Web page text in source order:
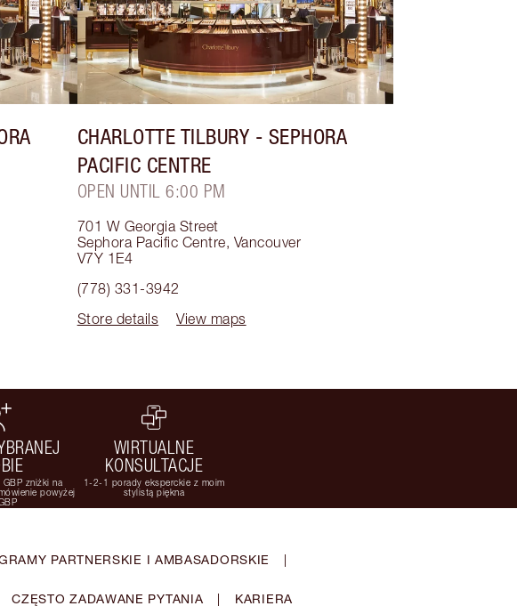
CHARLOTTE TILBURY - SEPHORA
PACIFIC CENTRE
OPEN UNTIL 6:00 PM
701 W Georgia Street
Sephora Pacific Centre, Vancouver
V7Y 1E4
(778) 331-3942
Store details
View maps
zniżki na
powyżej
WIRTUALNE
KONSULTACJE
1-2-1 porady eksperckie z moim
stylistą piękna
PARTNERSKIE I AMBASADORSKIE |
CZĘSTO ZADAWANE PYTANIA | KARIERA